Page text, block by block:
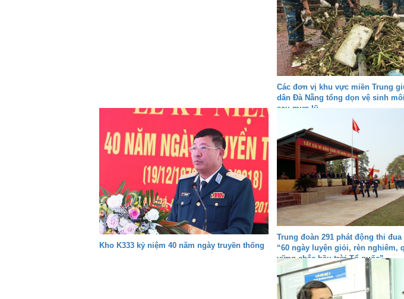
Các đơn vị khu vực miền Trung
dân Đà Nẵng tổng dọn vệ sinh
sau mưa lũ
Kho K333 kỷ niệm 40 năm ngày truyền thống
Trung đoàn 291 phát động thi đua
“60 ngày luyện giỏi, rèn nghiêm,
vững chắc bầu trời Tổ quốc”